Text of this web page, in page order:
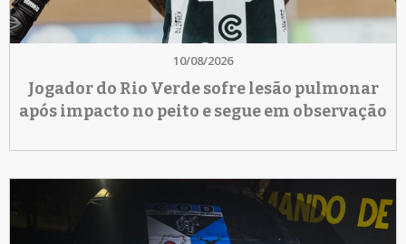
10/08/2026
Jogador do Rio Verde sofre lesão pulmonar
após impacto no peito e segue em observação